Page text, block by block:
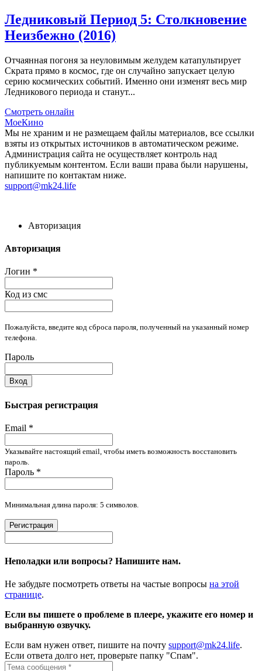
Ледниковый Период 5: Столкновение
Неизбежно (2016)
Отчаянная погоня за неуловимым желудем катапультирует
Скрата прямо в космос, где он случайно запускает целую
серию космических событий. Именно они изменят весь мир
Ледникового периода и станут...
Смотреть онлайн
МоеКино
Мы не храним и не размещаем файлы материалов, все ссылки
взяты из открытых источников в автоматическом режиме.
Администрация сайта не осуществляет контроль над
публикуемым контентом. Если ваши права были нарушены,
напишите по контактам ниже.
support@mk24.life
Авторизация
Авторизация
Логин *
Код из смс
Пожалуйста, введите код сброса пароля, полученный на указанный номер
телефона.
Пароль
Вход
Быстрая регистрация
Email *
Указывайте настоящий email, чтобы иметь возможность восстановить
пароль.
Пароль *
Минимальная длина пароля: 5 символов.
Регистрация
Неполадки или вопросы? Напишите нам.
Не забудьте посмотреть ответы на частые вопросы на этой
странице.
Если вы пишете о проблеме в плеере, укажите его номер и
выбранную озвучку.
Если вам нужен ответ, пишите на почту support@mk24.life.
Если ответа долго нет, проверьте папку "Спам".